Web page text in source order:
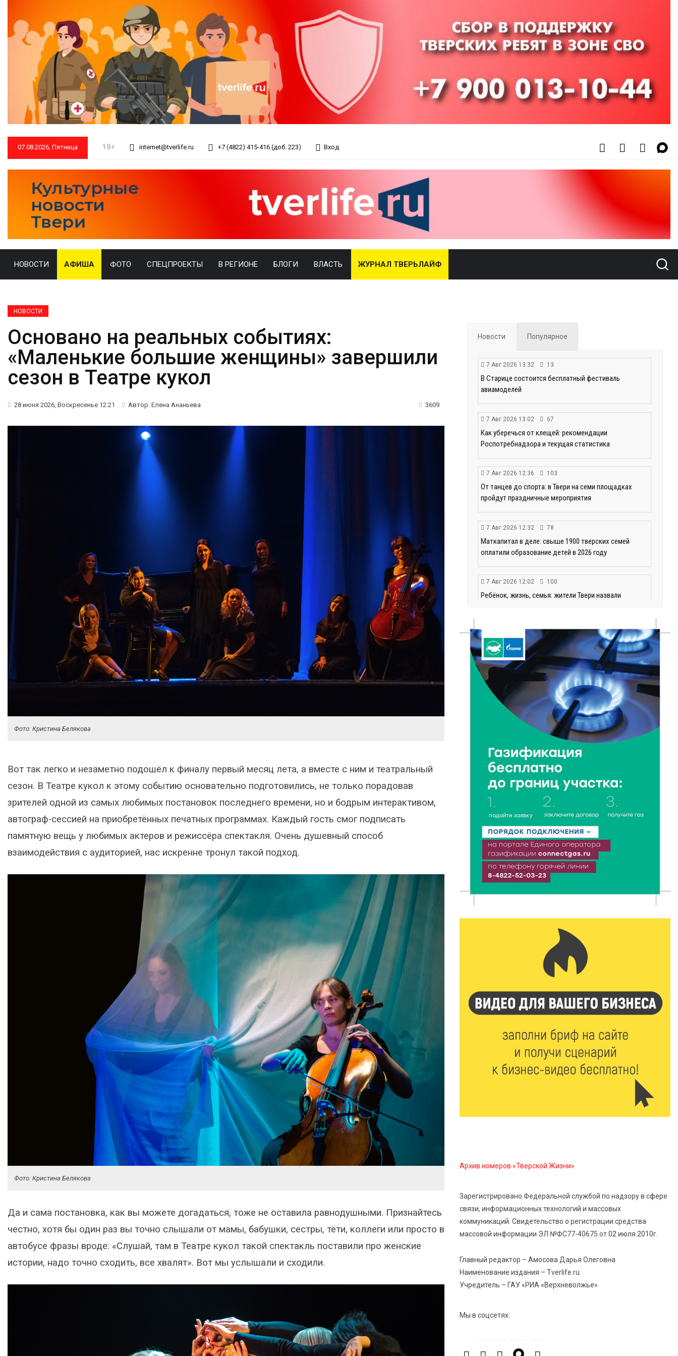
07.08.2026, Пятница 18+ internet@tverlife.ru +7 (4822) 415-416 (доб. 223) Вход
НОВОСТИ АФИША ФОТО СПЕЦПРОЕКТЫ В РЕГИОНЕ БЛОГИ ВЛАСТЬ ЖУРНАЛ ТВЕРЬЛАЙФ
НОВОСТИ
Основано на реальных событиях:
«Маленькие большие женщины» завершили
сезон в Театре кукол
28 июня 2026, Воскресенье 12:21 Автор: Елена Ананьева 3609
Фото: Кристина Белякова
Вот так легко и незаметно подошёл к финалу первый месяц лета, а вместе с ним и театральный
сезон. В Театре кукол к этому событию основательно подготовились, не только порадовав
зрителей одной из самых любимых постановок последнего времени, но и бодрым интерактивом,
автограф-сессией на приобретённых печатных программах. Каждый гость смог подписать
памятную вещь у любимых актеров и режиссёра спектакля. Очень душевный способ
взаимодействия с аудиторией, нас искренне тронул такой подход.
Фото: Кристина Белякова
Да и сама постановка, как вы можете догадаться, тоже не оставила равнодушными. Признайтесь
честно, хотя бы один раз вы точно слышали от мамы, бабушки, сестры, тёти, коллеги или просто в
автобусе фразы вроде: «Слушай, там в Театре кукол такой спектакль поставили про женские
истории, надо точно сходить, все хвалят». Вот мы услышали и сходили.
Новости Популярное
7 Авг 2026 13:32 13
В Старице состоится бесплатный фестиваль
авиамоделей
7 Авг 2026 13:02 67
Как уберечься от клещей: рекомендации
Роспотребнадзора и текущая статистика
7 Авг 2026 12:36 103
От танцев до спорта: в Твери на семи площадках
пройдут праздничные мероприятия
7 Авг 2026 12:32 78
Маткапитал в деле: свыше 1900 тверских семей
оплатили образование детей в 2026 году
7 Авг 2026 12:02 100
Ребёнок, жизнь, семья: жители Твери назвали
105
Виталий Королев увеличил выплату контрактникам
до 2,5 миллиона рублей
7 Авг 2026 11:33 272
Новые профессии открывают тверичам путь к
карьерному росту
Спрос растёт: жители других регионов активнее
оформляют недвижимость в Тверской области
7 Авг 2026 11:17 47
Энергетики «Тверьэнерго» готовятся к ухудшению
7 Авг 2026 11:01 118
Оловянные солдатики и реликвии прошлого: что
можно увидеть на новой выставке в Торжке
В Тверской области 7 августа ожидаются ливни,
104
Юные таланты Твери могут вписать свои семьи в
7 Авг 2026 10:32 118
«Сказки леса» в Кимрах: новая выставка
раскрывает красоту заповедных уголков России
7 Авг 2026 10:02 103
От зарядки до ПДД: как в Твери детям прививают
здоровый образ жизни и навыки дорожной
безопасности
От ливней к ясным дням: как изменится погода в
Твери в начале августа
Архив номеров «Тверской Жизни»
Зарегистрировано Федеральной службой по надзору в сфере
связи, информационных технологий и массовых
коммуникаций. Свидетельство о регистрации средства
массовой информации ЭЛ №ФС77-40675 от 02 июля 2010г.
Главный редактор – Амосова Дарья Олеговна
Наименование издания – Tverlife.ru
Учредитель – ГАУ «РИА «Верхневолжье»
Мы в соцсетях: